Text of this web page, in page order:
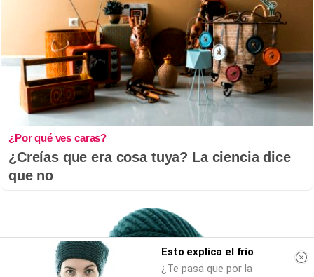
¿Por qué ves caras?
¿Creías que era cosa tuya? La ciencia dice
que no
Esto explica el frío
¿Te pasa que por la